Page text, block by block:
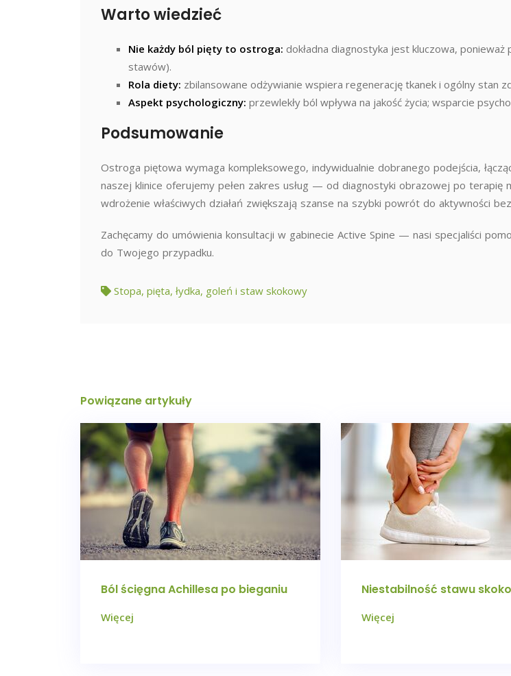
Warto wiedzieć
Nie każdy ból pięty to ostroga: dokładna diagnostyka jest kluczowa,
stawów).
Rola diety: zbilansowane odżywianie wspiera regenerację tkanek i ogólny stan
Aspekt psychologiczny: przewlekły ból wpływa na jakość życia; wsparcie
Podsumowanie
Ostroga piętowa wymaga kompleksowego, indywidualnie dobranego podejścia,
naszej klinice oferujemy pełen zakres usług — od diagnostyki obrazowej po terapię
wdrożenie właściwych działań zwiększają szanse na szybki powrót do aktywności
Zachęcamy do umówienia konsultacji w gabinecie Active Spine — nasi specjaliści
do Twojego przypadku.
Stopa, pięta, łydka, goleń i staw skokowy
Powiązane artykuły
Ból ścięgna Achillesa po bieganiu
Więcej
Niestabilność stawu
Więcej